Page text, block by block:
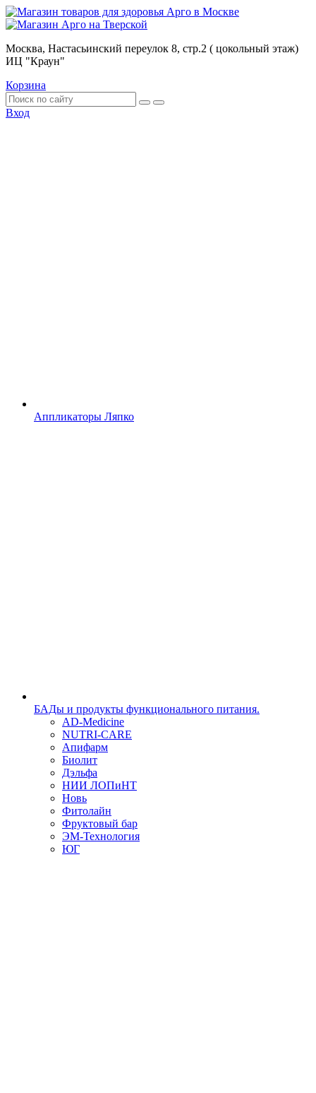
Москва, Настасьинский переулок 8, стр.2 ( цокольный этаж)
ИЦ "Краун"
Корзина
Вход
Аппликаторы Ляпко
БАДы и продукты функционального питания.
AD-Medicine
NUTRI-CARE
Апифарм
Биолит
Дэльфа
НИИ ЛОПиНТ
Новь
Фитолайн
Фруктовый бар
ЭМ-Технология
ЮГ